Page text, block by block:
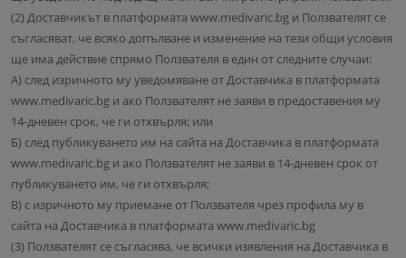
(2) Доставчикът в платформата www.medivaric.bg и Ползвателят се
съгласяват, че всяко допълване и изменение на тези общи условия
ще има действие спрямо Ползвателя в един от следните случаи:
А) след изричното му уведомяване от Доставчика в платформата
www.medivaric.bg и ако Ползвателят не заяви в предоставения му
14-дневен срок, че ги отхвърля; или
Б) след публикуването им на сайта на Доставчика в платформата
www.medivaric.bg и ако Ползвателят не заяви в 14-дневен срок от
публикуването им, че ги отхвърля;
В) с изричното му приемане от Ползвателя чрез профила му в
сайта на Доставчика в платформата www.medivaric.bg
(3) Ползвателят се съгласява, че всички изявления на Доставчика в